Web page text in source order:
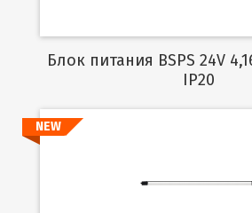
Блок питания BSPS 24V 4,16A=100W SLIM
IP20
NEW